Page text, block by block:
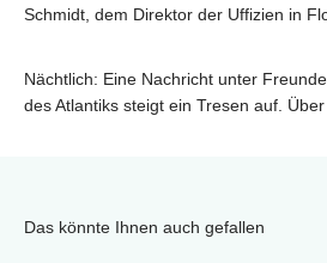
Schmidt, dem Direktor der Uffizien in
Nächtlich: Eine Nachricht unter
des Atlantiks steigt ein Tresen auf.
Das könnte Ihnen auch gefallen